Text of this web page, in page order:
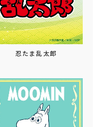
忍たま乱太郎